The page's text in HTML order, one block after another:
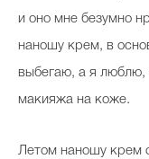
и оно мне безумно
наношу крем, в
выбегаю, а я люблю,
макияжа на коже.
Летом наношу крем